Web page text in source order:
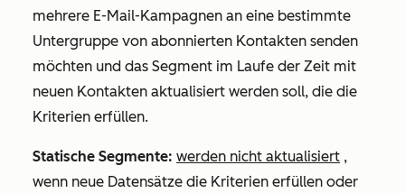
mehrere E-Mail-Kampagnen an eine bestimmte
Untergruppe von abonnierten Kontakten senden
möchten und das Segment im Laufe der Zeit mit
neuen Kontakten aktualisiert werden soll, die die
Kriterien erfüllen.
Statische Segmente: werden nicht aktualisiert ,
wenn neue Datensätze die Kriterien erfüllen oder